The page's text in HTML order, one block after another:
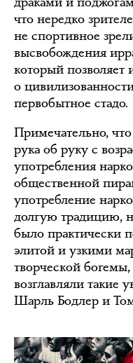
что нередко
не спортивное
высвобождения
который позволяет
о
первобытное стадо.
Примечательно,
рука об руку с
употребления
общественной
употребление
долгую традицию,
было практически
элитой и узкими
творческой
возглавляли такие
Шарль Бодлер и